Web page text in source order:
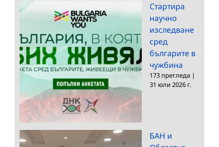
Стартира
научно
изследване
сред
българите в
чужбина
173 прегледа |
31 юли 2026 г.
БАН и